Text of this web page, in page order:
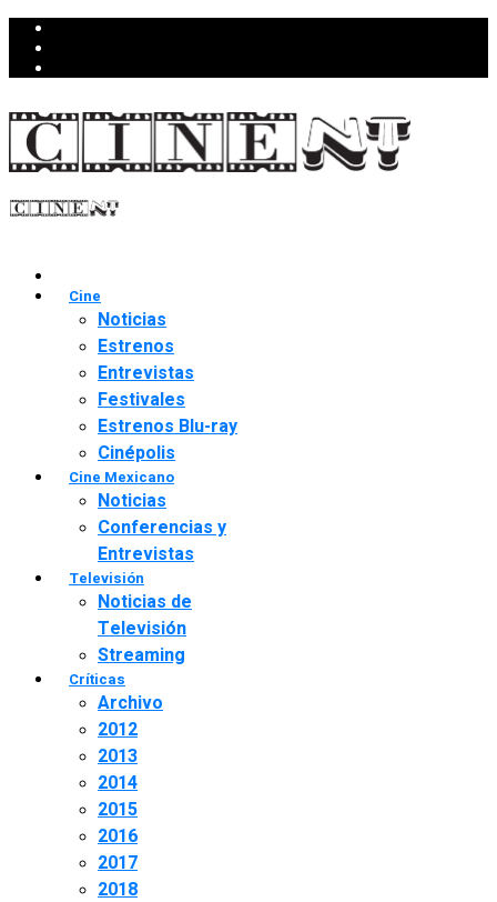
Cine
Noticias
Estrenos
Entrevistas
Festivales
Estrenos Blu-ray
Cinépolis
Cine Mexicano
Noticias
Conferencias y
Entrevistas
Televisión
Noticias de
Televisión
Streaming
Críticas
Archivo
2012
2013
2014
2015
2016
2017
2018